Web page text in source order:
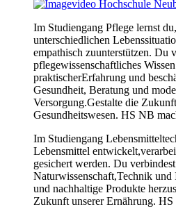
Im Studiengang Pflege lernst
unterschiedlichen
empathisch zuunterstützen. Du
pflegewissenschaftliches
praktischerErfahrung und
Gesundheit, Beratung und
Versorgung.Gestalte die
Gesundheitswesen. HS NB
Im Studiengang
Lebensmittel
gesichert werden. Du verbindest
Naturwissenschaft,Technik
und nachhaltige Produkte
Zukunft unserer Ernährung.